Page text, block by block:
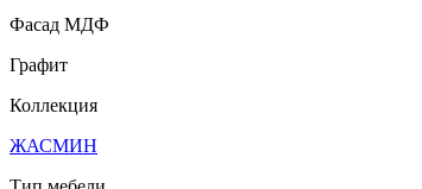
Фасад МДФ
Графит
Коллекция
ЖАСМИН